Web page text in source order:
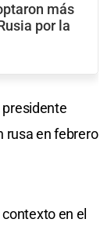
más
por la
presidente
rusa en febrero
en el